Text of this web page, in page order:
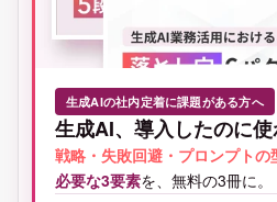
生成AIの社内定着に課題がある方へ
生成AI、導入したのに
戦略・失敗回避・プロンプトの
必要な3要素を、無料の3冊に。